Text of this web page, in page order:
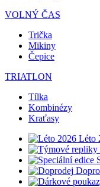
VOLNÝ ČAS
Trička
Mikiny
Čepice
TRIATLON
Tílka
Kombinézy
Kraťasy
Léto